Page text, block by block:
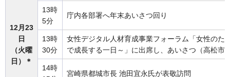
12月23
日
（火曜
日）＊
13時
5分
庁内各部署へ年末あいさつ回り
13時
30分
女性デジタル人材育成事業フォーラム「女性のた
で成長する一日～」に出席し、あいさつ（高松市
14時
宮崎県都城市長 池田宜永氏が表敬訪問